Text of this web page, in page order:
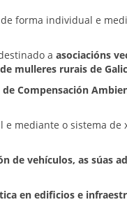
forma individual e
a asociacións
mulleres rurais de
de Compensación
e mediante o sistema de
de vehículos, as súas
en edificios e